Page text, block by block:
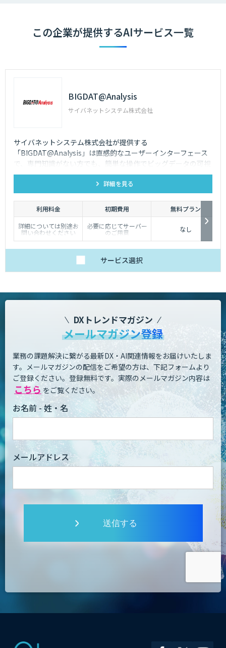
この企業が提供するAIサービス一覧
BIGDAT@Analysis
サイバネットシステム株式会社
サイバネットシステム株式会社が提供する
「BIGDAT@Analysis」は直感的なユーザーインターフェース
で、専門知識がない方でも、簡単な操作でビッグデータの可視
化・分析を行うことができるツールです
詳細を見る
利用料金 初期費用
無料プラン
詳細については別途お
問い合わせください
必要に応じてサーバー
のご用意 なし
サービス選択
DXトレンドマガジン
メールマガジン登録
業務の課題解決に繋がる最新DX・AI関連情報をお届けいたしま
す。 メールマガジンの配信をご希望の方は、下記フォームより
ご登録ください。登録無料です。 実際のメールマガジン内容は
こちら をご覧ください。
お名前 - 姓・名
メールアドレス
送信する